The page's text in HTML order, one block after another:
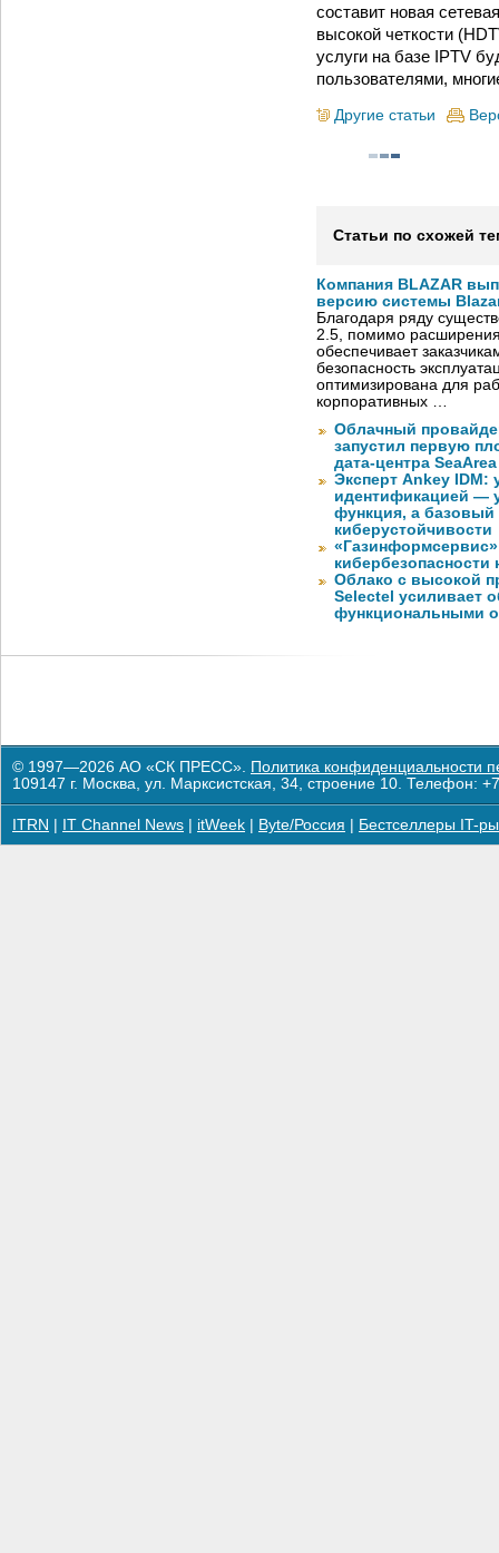
составит новая
высокой четкости
услуги на базе IPTV
пользователями,
Другие статьи
Статьи по схожей
Компания BLAZAR
версию системы
Благодаря ряду
2.5, помимо
обеспечивает
безопасность
оптимизирована для
корпоративных …
Облачный
запустил первую
дата-центра
Эксперт Ankey IDM:
идентификацией —
функция, а базовый
киберустойчивости
Облако с высокой
Selectel усиливает
функциональными
© 1997—2026 АО «СК ПРЕСС». Политика конфиденциальности
109147 г. Москва, ул. Марксистская, 34, строение 10. Телефон:
ITRN IT Channel News itWeek Byte/Россия Бестселлеры IT-